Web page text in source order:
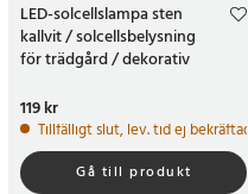
LED-solcellslampa sten
kallvit / solcellsbelysning
för trädgård / dekorativ
Pris:119 kr
119 kr
Tillfälligt slut, lev. tid ej bekräftad.
Gå till produkt